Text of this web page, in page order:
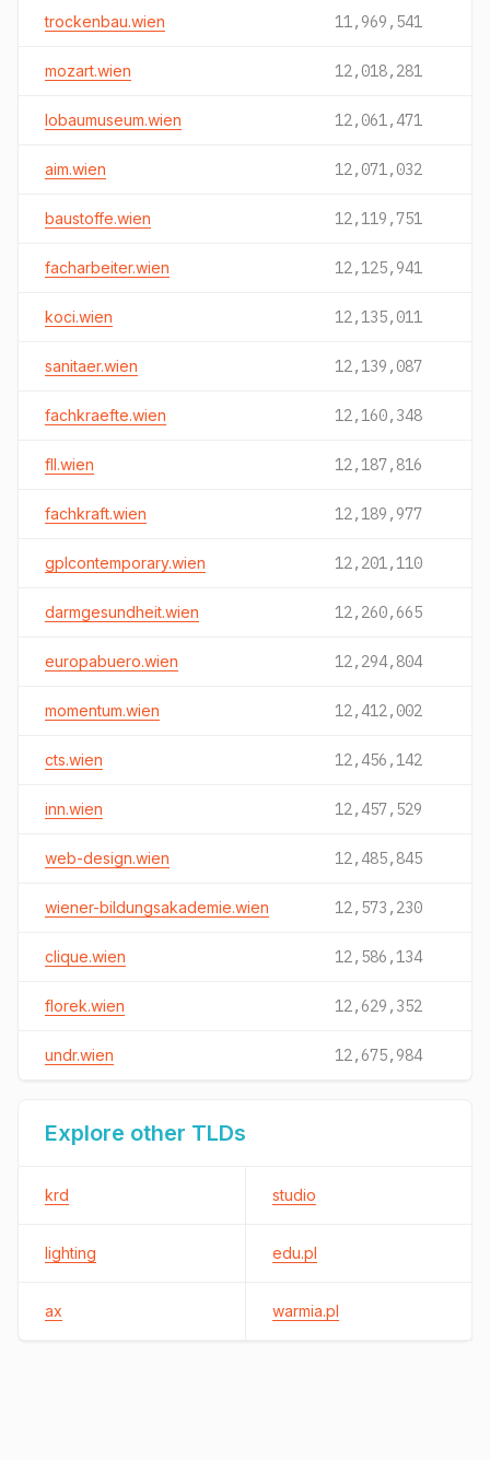
trockenbau.wien 11,969,541
mozart.wien 12,018,281
lobaumuseum.wien 12,061,471
aim.wien 12,071,032
baustoffe.wien 12,119,751
facharbeiter.wien 12,125,941
koci.wien 12,135,011
sanitaer.wien 12,139,087
fachkraefte.wien 12,160,348
fll.wien 12,187,816
fachkraft.wien 12,189,977
gplcontemporary.wien 12,201,110
darmgesundheit.wien 12,260,665
europabuero.wien 12,294,804
momentum.wien 12,412,002
cts.wien 12,456,142
inn.wien 12,457,529
web-design.wien 12,485,845
wiener-bildungsakademie.wien 12,573,230
clique.wien 12,586,134
florek.wien 12,629,352
undr.wien 12,675,984
Explore other TLDs
krd studio
lighting edu.pl
ax warmia.pl